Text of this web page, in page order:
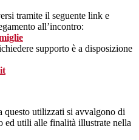
tramite il seguente link e
all’incontro:
supporto è a disposizione
questo utilizzati si avvalgono di
ed utili alle finalità illustrate nella